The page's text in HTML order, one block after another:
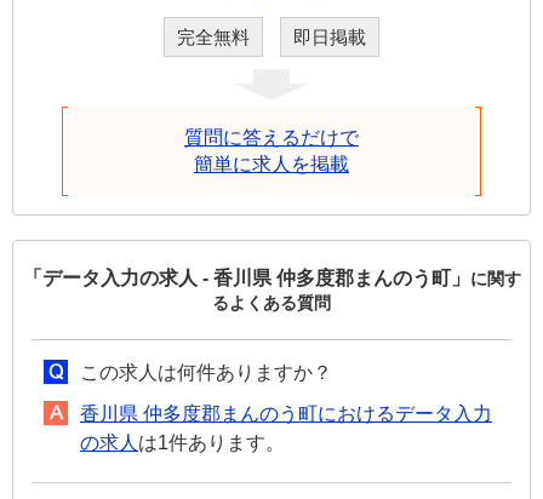
完全無料 即日掲載
質問に答えるだけで
簡単に求人を掲載
「データ入力の求人 - 香川県 仲多度郡まんのう町」
に関す
るよくある質問
この求人は何件ありますか？
香川県 仲多度郡まんのう町におけるデータ入力
の求人 は1件あります。